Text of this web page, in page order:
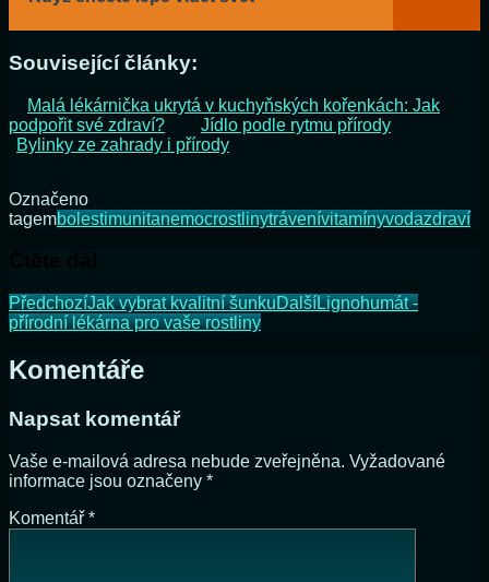
Související články:
Malá lékárnička ukrytá v kuchyňských kořenkách: Jak
podpořit své zdraví?
Jídlo podle rytmu přírody
Bylinky ze zahrady i přírody
Označeno
tagembolestimunitanemocrostlinytrávenívitamínyvodazdraví
PředchozíJak vybrat kvalitní šunkuDalšíLignohumát -
přírodní lékárna pro vaše rostliny
Komentáře
Napsat komentář
Vaše e-mailová adresa nebude zveřejněna. Vyžadované
informace jsou označeny *
Komentář *